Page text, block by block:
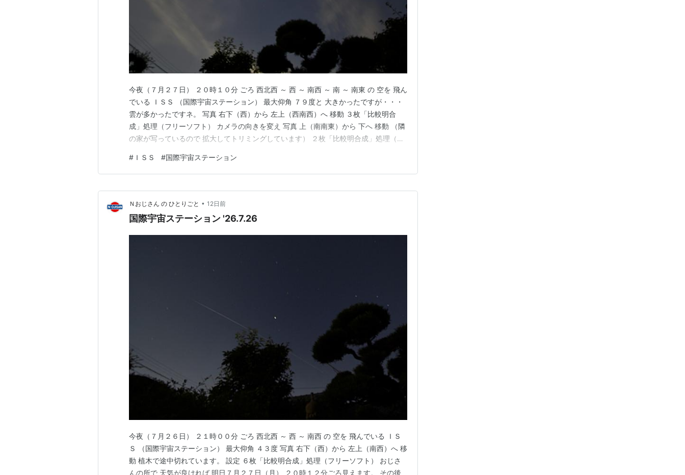
今夜（７月２７日） ２０時１０分 ごろ 西北西 ～ 西 ～ 南西 ～ 南 ～ 南東 の 空を 飛ん
でいる ＩＳＳ （国際宇宙ステーション） 最大仰角 ７９度と 大きかったですが・・・
雲が多かったですネ。 写真 右下（西）から 左上（西南西）へ 移動 ３枚「比較明合
成」処理（フリーソフト） カメラの向きを変え 写真 上（南南東）から 下へ 移動 （隣
の家が写っているので 拡大してトリミングしています） ２枚「比較明合成」処理（フ
毎日 更新に チャレンジ しています。 ランキングに参加中。クリックして応援お願い
し…
# ＩＳＳ #国際宇宙ステーション
Ｎおじさん の ひとりごと • 12日前
国際宇宙ステーション '26.7.26
今夜（７月２６日） ２１時００分 ごろ 西北西 ～ 西 ～ 南西 の 空を 飛んでいる ＩＳ
Ｓ （国際宇宙ステーション） 最大仰角 ４３度 写真 右下（西）から 左上（南西）へ 移
動 植木で途中切れています。 設定 ６枚「比較明合成」処理（フリーソフト） おじさ
んの所で 天気が良ければ 明日７月２７日（月） ２０時１２分ごろ見えます。 その後